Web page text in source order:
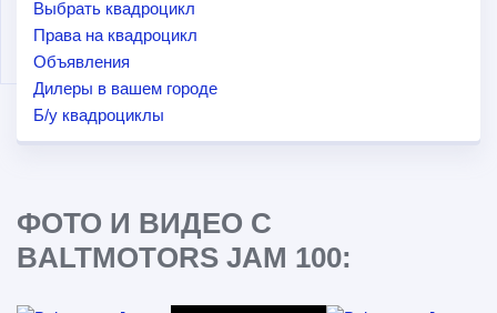
Выбрать квадроцикл
Права на квадроцикл
Объявления
Дилеры в вашем городе
Б/у квадроциклы
ФОТО И ВИДЕО С
BALTMOTORS JAM 100: